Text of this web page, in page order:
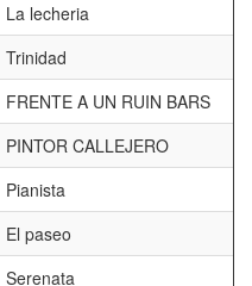
La lecheria
Trinidad
FRENTE A UN RUIN BARS
PINTOR CALLEJERO
Pianista
El paseo
Serenata